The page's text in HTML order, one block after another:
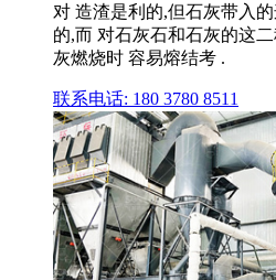
对 造渣是利的,但石灰带入
的,而 对石灰石和石灰的这
灰燃烧时 容易熔结考 .
联系电话: 180 3780 8511